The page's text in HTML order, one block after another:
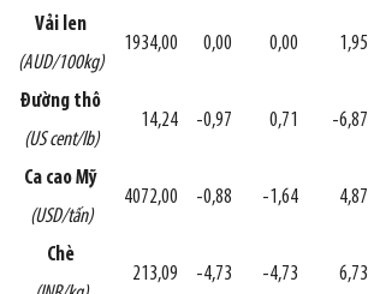
Vải len
(AUD/100kg)
1934,00 0,00 0,00 1,95
Đường thô
(US cent/lb)
14,24 -0,97 0,71 -6,87
Ca cao Mỹ
(USD/tấn)
4072,00 -0,88 -1,64 4,87
Chè
213,09 -4,73 -4,73 6,73